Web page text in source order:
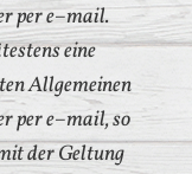
per e–mail.
eine
Allgemeinen
per e–mail, so
der Geltung